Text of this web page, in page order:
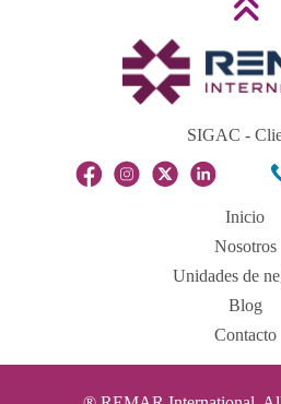
SIGAC -
Inicio
Nosotros
Unidades de
Blog
Contacto